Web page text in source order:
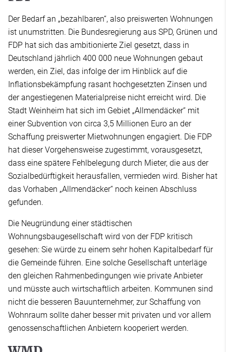
Der Bedarf an „bezahlbaren“, also preiswerten Wohnungen
ist unumstritten. Die Bundesregierung aus SPD, Grünen und
FDP hat sich das ambitionierte Ziel gesetzt, dass in
Deutschland jährlich 400 000 neue Wohnungen gebaut
werden, ein Ziel, das infolge der im Hinblick auf die
Inflationsbekämpfung rasant hochgesetzten Zinsen und
der angestiegenen Materialpreise nicht erreicht wird. Die
Stadt Weinheim hat sich im Gebiet „Allmendäcker“ mit
einer Subvention von circa 3,5 Millionen Euro an der
Schaffung preiswerter Mietwohnungen engagiert. Die FDP
hat dieser Vorgehensweise zugestimmt, vorausgesetzt,
dass eine spätere Fehlbelegung durch Mieter, die aus der
Sozialbedürftigkeit herausfallen, vermieden wird. Bisher hat
das Vorhaben „Allmendäcker“ noch keinen Abschluss
gefunden.
Die Neugründung einer städtischen
Wohnungsbaugesellschaft wird von der FDP kritisch
gesehen: Sie würde zu einem sehr hohen Kapitalbedarf für
die Gemeinde führen. Eine solche Gesellschaft unterläge
den gleichen Rahmenbedingungen wie private Anbieter
und müsste auch wirtschaftlich arbeiten. Kommunen sind
nicht die besseren Bauunternehmer, zur Schaffung von
Wohnraum sollte daher besser mit privaten und vor allem
genossenschaftlichen Anbietern kooperiert werden.